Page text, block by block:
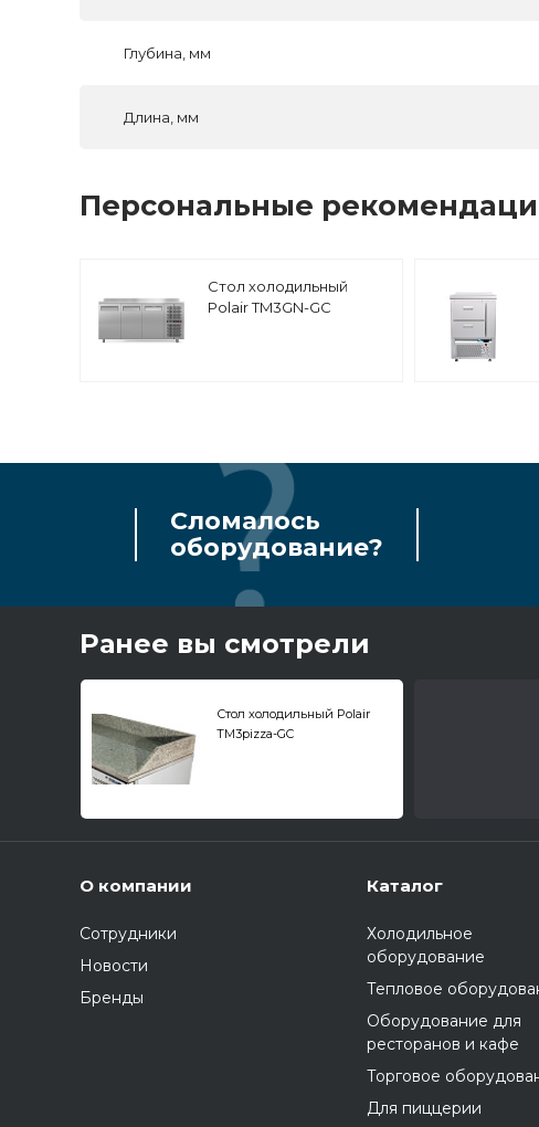
Глубина, мм
Длина, мм
Персональные
Стол холодильный
Polair TM3GN-GC
Сломалось
оборудование?
Ранее вы смотрели
Стол холодильный Polair
TM3pizza-GC
О компании
Сотрудники
Новости
Бренды
Каталог
Холодильное
оборудование
Тепловое
Оборудование для
ресторанов и кафе
Торговое
Для пиццерии